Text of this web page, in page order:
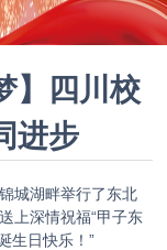
】四川校
进步
城湖畔举行了东北
上深情祝福“甲子东
生日快乐！”